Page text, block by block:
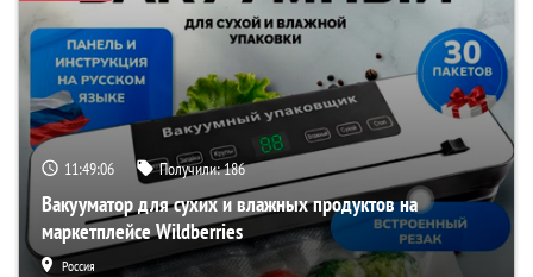
11:49:05 Получили:186
Вакууматор для сухих и влажных продуктов на
маркетплейсе Wildberries
Россия